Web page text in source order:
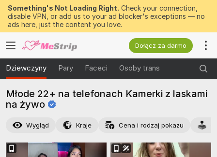
Something's Not Loading Right. Check your connection,
disable VPN, or add us to your ad blocker's exceptions — no
ads here, just the content you love.
Dołącz za darmo
Dziewczyny Pary Faceci Osoby trans
Młode 22+ na telefonach Kamerki z laskami
na żywo
Wygląd Kraje Cena i rodzaj pokazu